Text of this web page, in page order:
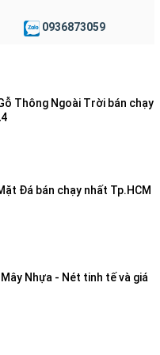
sat mau nau
trạng rung lắc, mang lại
0936873059
Thông Ngoài Trời bán chạy
Đá bán chạy nhất Tp.HCM
Nhựa - Nét tinh tế và giá